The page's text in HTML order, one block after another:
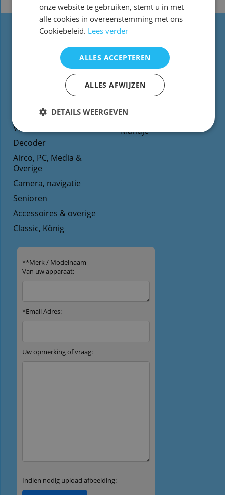
Contact
Voorwaarden/Levertijd
Reparatie
Help
Mandje
afstandsbediening
Video
Decoder
Airco, PC, Media &
Overige
Camera, navigatie
Senioren
Accessoires & overige
Classic, König
onze website te gebruiken, stemt u in met
alle cookies in overeenstemming met ons
Cookiebeleid. Lees verder
ALLES ACCEPTEREN
ALLES AFWIJZEN
DETAILS WEERGEVEN